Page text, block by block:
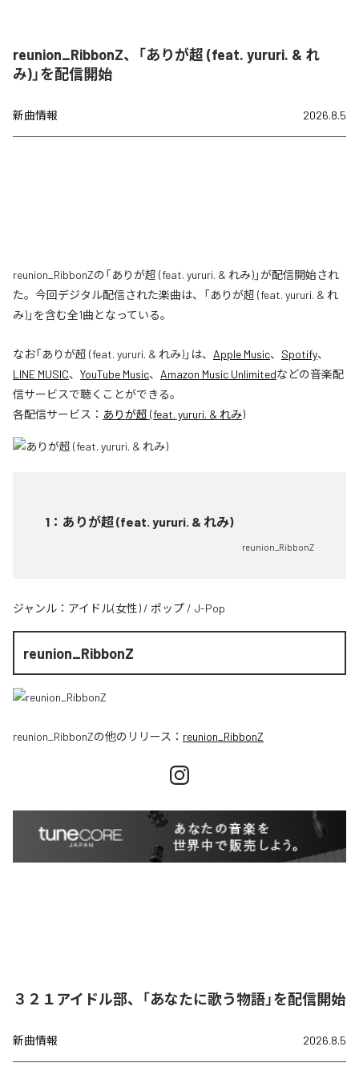
reunion_RibbonZ、「ありが超 (feat. yururi. & れ
み)」を配信開始
新曲情報 2026.8.5
reunion_RibbonZの「ありが超 (feat. yururi. & れみ)」が配信開始され
た。今回デジタル配信された楽曲は、「ありが超 (feat. yururi. & れ
み)」を含む全1曲となっている。
なお「ありが超 (feat. yururi. & れみ)」は、 Apple Music、 Spotify、
LINE MUSIC、 YouTube Music、 Amazon Music Unlimitedなどの音楽配
信サービスで聴くことができる。
各配信サービス： ありが超 (feat. yururi. & れみ)
1 ： ありが超 (feat. yururi. & れみ)
reunion_RibbonZ
ジャンル： アイドル(女性) / ポップ / J-Pop
reunion_RibbonZ
reunion_RibbonZの他のリリース： reunion_RibbonZ
３２１アイドル部、「あなたに歌う物語」を配信開始
新曲情報 2026.8.5